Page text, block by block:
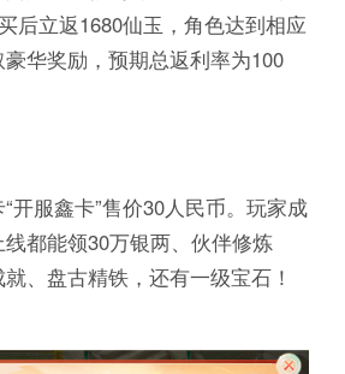
后立返1680仙玉，角色达到相应
华奖励，预期总返利率为100
服鑫卡”售价30人民币。玩家成
都能领30万银两、伙伴修炼
、盘古精铁，还有一级宝石！